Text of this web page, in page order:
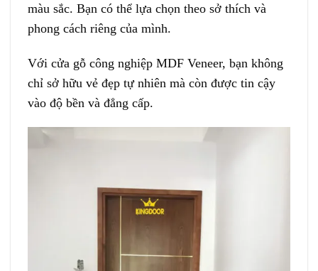
màu sắc. Bạn có thể lựa chọn theo sở thích và
phong cách riêng của mình.
Với cửa gỗ công nghiệp MDF Veneer, bạn không
chỉ sở hữu vẻ đẹp tự nhiên mà còn được tin cậy
vào độ bền và đẳng cấp.